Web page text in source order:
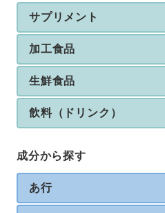
サプリメント
加工食品
生鮮食品
飲料（ドリンク）
成分から探す
あ行